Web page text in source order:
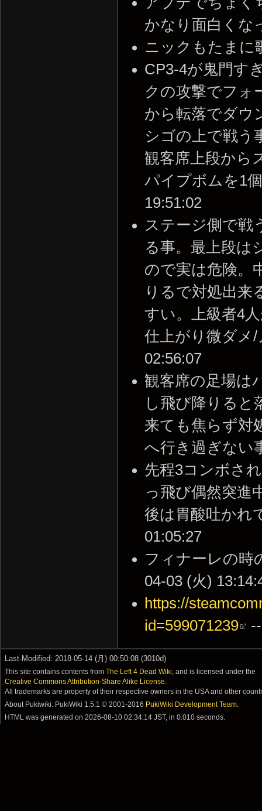
かなり面白くな
ニックもたまに
CP3-4が鬼門す
クの攻撃でフォ
から転落でダウ
シゴの上で戦う
観客席上段から
パイプボムを1
19:51:02
ステージ側で戦
る事。最上段は
ので実は危険。
りるで対処出来
すい。上級者4
仕上がり微ダメ
02:56:07
観客席の足場は
し飛び降りると
来ても焦らず対
へ行き過ぎない
先程3コンボさ
っ飛び偶然突進
後は胃酸吐かれ
01:05:27
フィナーレの時
04-03 (火)
https://
id=599071239
Last-Modified: 2018-05-14 (月) 00:50:08 (3010d)
This site contains contents fromThe Left 4 Dead Wiki , and is licensed under the
Creative Commons Attribution-Share Alike License
All trademarks are property of their respective owners in the USA and other
About Pukiwiki: PukiWiki 1.5.1 © 2001-2016 PukiWiki Development Team
HTML was generated on2026-08-10 02:34:14 JST, in 0.010 seconds.